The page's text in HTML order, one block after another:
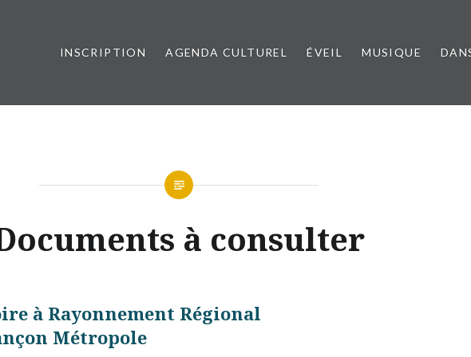
Métropole
INSCRIPTION AGENDA CULTUREL ÉVEIL MUSIQUE
à consulter
à Rayonnement Régional
Métropole